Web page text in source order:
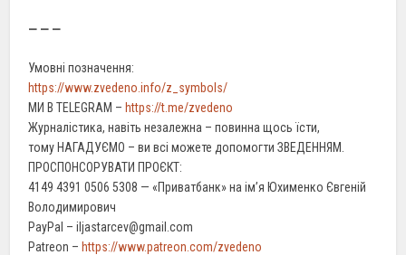
— — —
Умовні позначення:
https://www.zvedeno.info/z_symbols/
МИ В TELEGRAM – https://t.me/zvedeno
Журналістика, навіть незалежна – повинна щось їсти,
тому НАГАДУЄМО – ви всі можете допомогти ЗВЕДЕННЯМ.
ПРОСПОНСОРУВАТИ ПРОЄКТ:
4149 4391 0506 5308 — «Приватбанк» на ім’я Юхименко Євгеній
Володимирович
PayPal – iljastarcev@gmail.com
Patreon – https://www.patreon.com/zvedeno